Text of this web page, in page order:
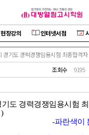
현장강의 인터넷서점
경기도 경력경쟁임용시험 최종합격
조회수
9195
기도 경력경쟁임용시험
)
-파란색이